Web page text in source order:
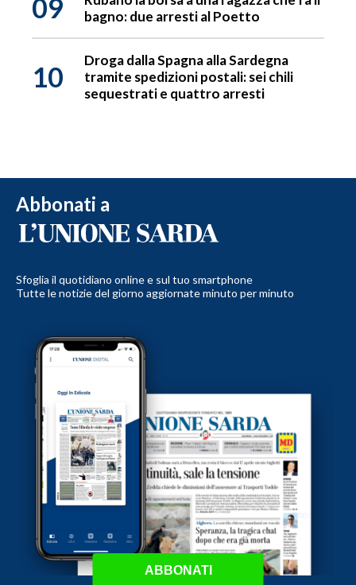
09
bagno: due arresti al Poetto
10
Droga dalla Spagna alla Sardegna
tramite spedizioni postali: sei chili
sequestrati e quattro arresti
Abbonati a
Sfoglia il quotidiano online e sul tuo smartphone
Tutte le notizie del giorno aggiornate minuto per minuto
ABBONATI